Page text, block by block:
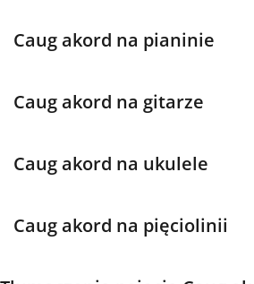
한국어
हिन्दी
Italiano
日本語
Polski
Caug akord na pianinie
Caug akord na gitarze
Caug akord na ukulele
Caug akord na pięciolinii